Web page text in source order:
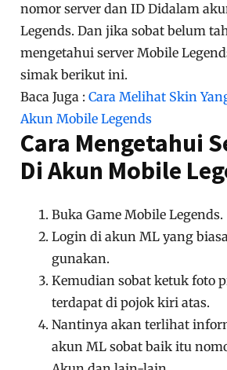
nomor server dan ID Didalam
Legends. Dan jika sobat belum
mengetahui server Mobile
simak berikut ini.
Baca Juga :Cara Melihat Skin
Akun Mobile Legends
Cara Mengetahui
Di Akun Mobile
Buka Game Mobile Legends.
Login di akun ML yang
gunakan.
Kemudian sobat ketuk foto
terdapat di pojok kiri atas.
Nantinya akan terlihat
akun ML sobat baik itu